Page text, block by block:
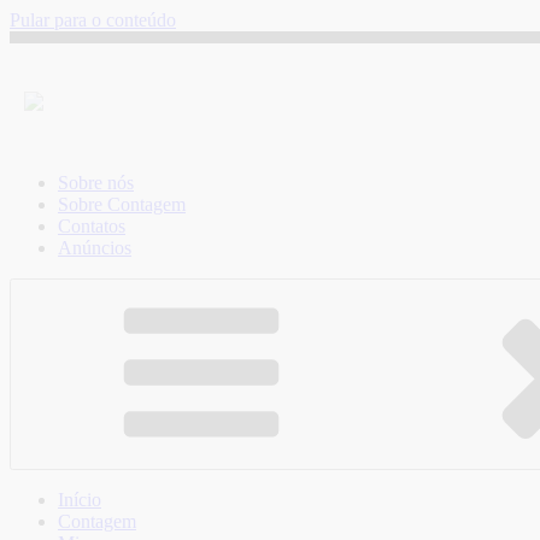
Pular para o conteúdo
Sobre nós
Sobre Contagem
Contatos
Anúncios
Início
Contagem